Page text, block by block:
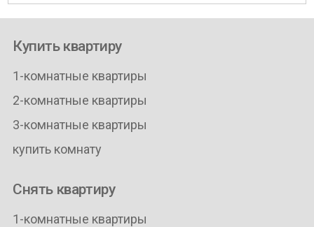
Купить квартиру
1-комнатные квартиры
2-комнатные квартиры
3-комнатные квартиры
купить комнату
Снять квартиру
1-комнатные квартиры